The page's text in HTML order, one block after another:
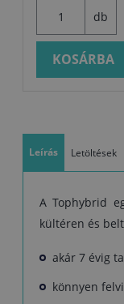
alkalmas kültéri
fajtájától, az alap
függően
Száradás: normál
db
KOSÁRBA
Leírás Letöltések
A Tophybrid
kültéren és
akár 7 évig
könnyen